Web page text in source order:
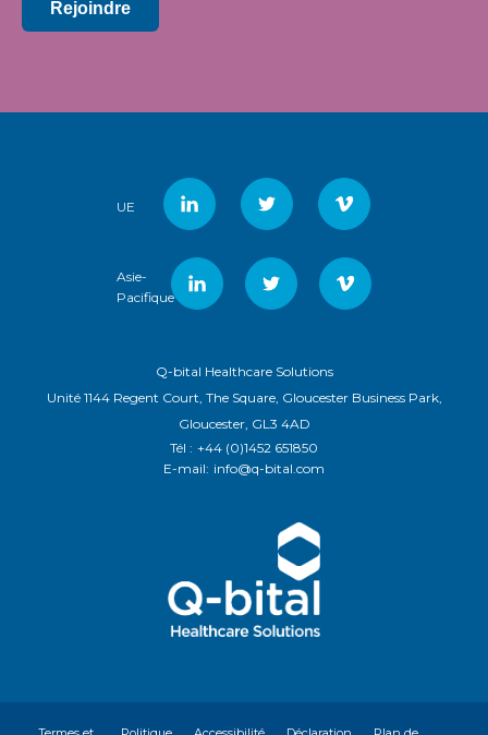
Rejoindre
UE
Asie-
Pacifique
Q-bital Healthcare Solutions
Unité 1144 Regent Court, The Square, Gloucester Business Park,
Gloucester, GL3 4AD
Tél : +44 (0)1452 651850
E-mail: info@q-bital.com